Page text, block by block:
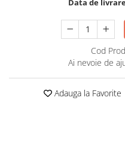
Mancare miniaturala
Figurine miniaturale
Animale miniaturale
Papusi miniaturale
SETURI SI PACHETE CADOU
Data de
Cod
Ai nevoie de
Adauga la Favorite